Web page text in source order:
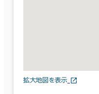
拡大地図を表示